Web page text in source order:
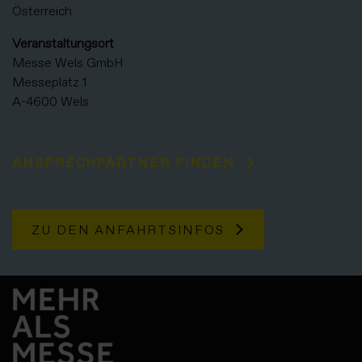
Österreich
Veranstaltungsort
Messe Wels GmbH
Messeplatz 1
A-4600 Wels
ANSPRECHPARTNER FINDEN
ZU DEN ANFAHRTSINFOS